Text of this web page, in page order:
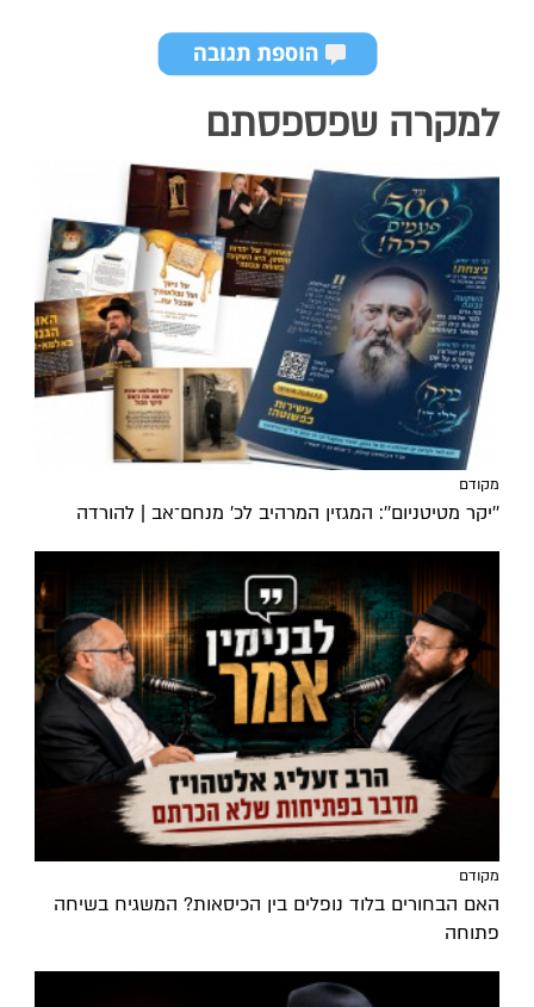
למקרה שפספסתם
מקודם
''יקר מטיטניום'': המגזין המרהיב לכ’ מנחם־אב | להורדה
מקודם
האם הבחורים בלוד נופלים בין הכיסאות? המשגיח בשיחה
פתוחה